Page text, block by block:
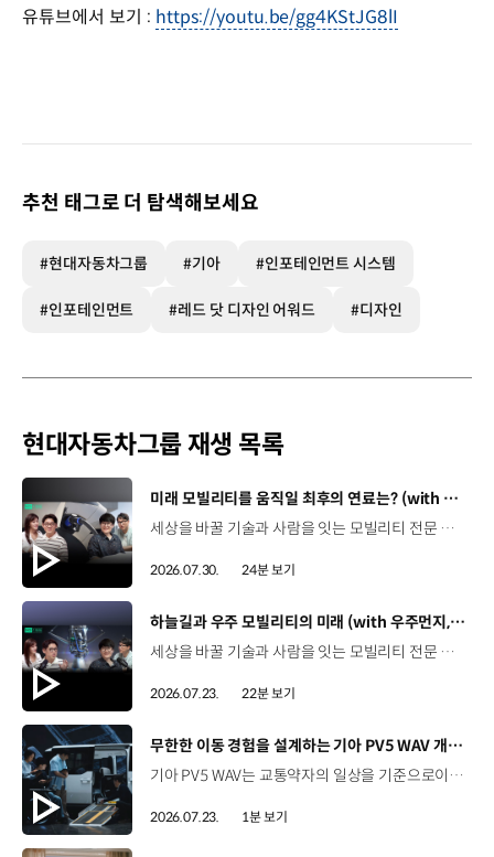
유튜브에서 보기 : https://youtu.be/gg4KStJG8lI
추천 태그로 더 탐색해보세요
#현대자동차그룹 #기아 #인포테인먼트 시스템
#인포테인먼트 #레드 닷 디자인 어워드 #디자인
현대자동차그룹 재생 목록
[동영상]
미래 모빌리티를 움직일 최후의 연료는? (with 우주먼지, 항성) | 현대진행형 팟캐스트 EP. 21
세상을 바꿀 기술과 사람을 잇는 모빌리티 전문 팟캐스트, 현대진행형. 🔊 과학커뮤니케이터 이독실, 여도은 앵커,그리고 천문학자 우주먼지, 과학커뮤니케이터 항성과 함께했습니다. 휘발유부터 전기차, 수소전기차, 하이브리드까지미래 모빌리티를 움직일 연료는 무엇일까요? 스물한 번째 에피소드에서는 자동차의 '연료'를 주제로다양한 에너지가 만들어갈 미래 모빌리티 라이프스타일을 이야기합니다. 연료가 바뀌면 자동차도, 우리의 이동 방식도 달라지지 않을까요?현대진행형 21편에서 확인해 보세요. 현대진행형 팟빵▶ 현대진행형 애플 팟캐스트▶현대진행형 스포티파이▶ 00:00 하이라이트00:21 인트로 / 자기소개00:58 자동차의 성격, 무엇으로 결정될까?03:38 연료란, 자동차의 성격을 결정하는 DNA04:24 휘발유는 어떻게 연료 경쟁에서 살아남았을까06:09 휘발유의 과거와 현재, 유연휘발유 속 납성분07:02 지구를 납으로 오염시키던 유연휘발유가 사라진 이유08:47 달리는 전자제품이 된 자동차, SDV 시대로의 전환09:46 '기계공학' 시스템에서 '소프트웨어'로 변화하는 모빌리티11:18 친환경차 시대가 오기까지의 기술적 과제11:43 전기차 배터리가 풀어야 할 숙제12:25 배터리를 관리하는 BMS 기술13:51 수소전기차, 인프라가 먼저일까 수요가 먼저일까?14:23 수소가 청정 연료로 주목받는 이유15:08 우주에서 가장 흔한 원소, 수소 생산과 운송의 현실적인 과제16:49 수소가 필요한 모빌리티는 따로 있다18:21 하이브리드가 대세인 시대, 그 이유는? 19:26 하이브리드는 연료 과도기를 견디게 해주는 기술21:44 전기·수소·하이브리드를 함께 준비하는 멀티 파워트레인 전략이란?23:30 클로징 *본 영상에 포함된 참여자의 의견은 현대자동차그룹의 공식 입장과 다를 수 있습니다. #현대자동차그룹 #현대진행형 #모빌리티팟캐스트 #전기차 #수소전기차 #연료 #에너지 #미래모빌리티 #모빌리티 #팟캐스트
2026.07.30. 24분 보기
[동영상]
하늘길과 우주 모빌리티의 미래 (with 우주먼지, 항성) | 현대진행형 팟캐스트 EP. 20
세상을 바꿀 기술과 사람을 잇는 모빌리티 전문 팟캐스트, 현대진행형. 🔊 과학커뮤니케이터 이독실, 여도은 앵커,그리고 천문학자 우주먼지, 과학커뮤니케이터 항성과 함께했습니다. 우주정거장을 거쳐 뉴욕으로 향하는 미래를 상상해본 적 있나요?스무 번째 에피소드에서는 하늘 위 교통 체계와 이동 수단의 모습,그리고 지상을 넘어 우주로 확장되는 모빌리티의 가능성까지 살펴봅니다. 하늘길이 열리면 우리의 일상은 어떻게 달라질지,현대진행형 20편에서 확인해 보세요. 현대진행형 팟빵▶현대진행형 애플 팟캐스트▶현대진행형 스포티파이▶ 00:00 하이라이트00:24 인트로 / 자기소개00:47 하늘길의 교통은 어떻게 다를까02:33 하늘의 교통 관제 시스템03:10 하늘을 나는 자동차의 모습은?05:10 미래 하늘길의 동력원과 연료06:42 휘발유 대신 항공유가 쓰일 가능성07:18 자동차에서 모빌리티로의 변화08:13 하늘길 시대의 도로와 도시10:02 우주 모빌리티는 어디까지 가능할까12:18 우주를 경험하는 미래12:57 우주로 확장되는 모빌리티13:30 하늘과 우주에서 좋은 차의 기준은?14:54 우주 관광은 누구나 가능할까16:35 현대로템과 한국 우주 산업의 미래18:37 미래 모빌리티가 바꿀 우리의 일상 *본 영상에 포함된 참여자의 의견은 현대자동차그룹의 공식 입장과 다를 수 있습니다. #현대자동차그룹 #현대진행형 #모빌리티팟캐스트 #UAM #스카이모빌리티 #하늘길 #자율주행 #우주 #우주항공 #모빌리티 #팟캐스트
2026.07.23. 22분 보기
[동영상]
무한한 이동 경험을 설계하는 기아 PV5 WAV 개발 스토리 | The Moving Room
기아 PV5 WAV는 교통약자의 일상을 기준으로이동 과정을 다시 설계했습니다. 탑승자의 목적에 맞게 확장되는 모빌리티, PV5 WAV 개발 스토리를 영상으로 확인해 보세요. #현대자동차그룹 #TheMovingRoom #기아 #PV5 #PV5WAV #PBV #목적기반모빌리티
2026.07.23. 1분 보기